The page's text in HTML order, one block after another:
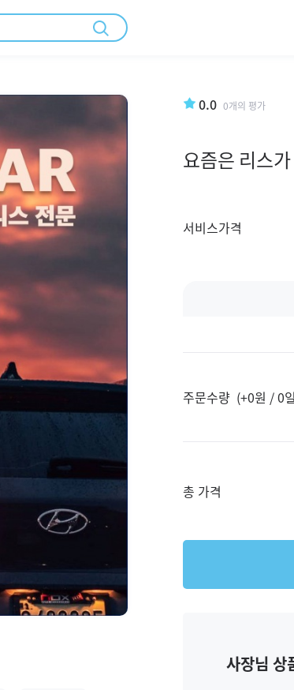
0.0 0개의 평가
요즘은 리스
서비스가격
주문수량 (+0원 / 0
총 가격
사장님 상